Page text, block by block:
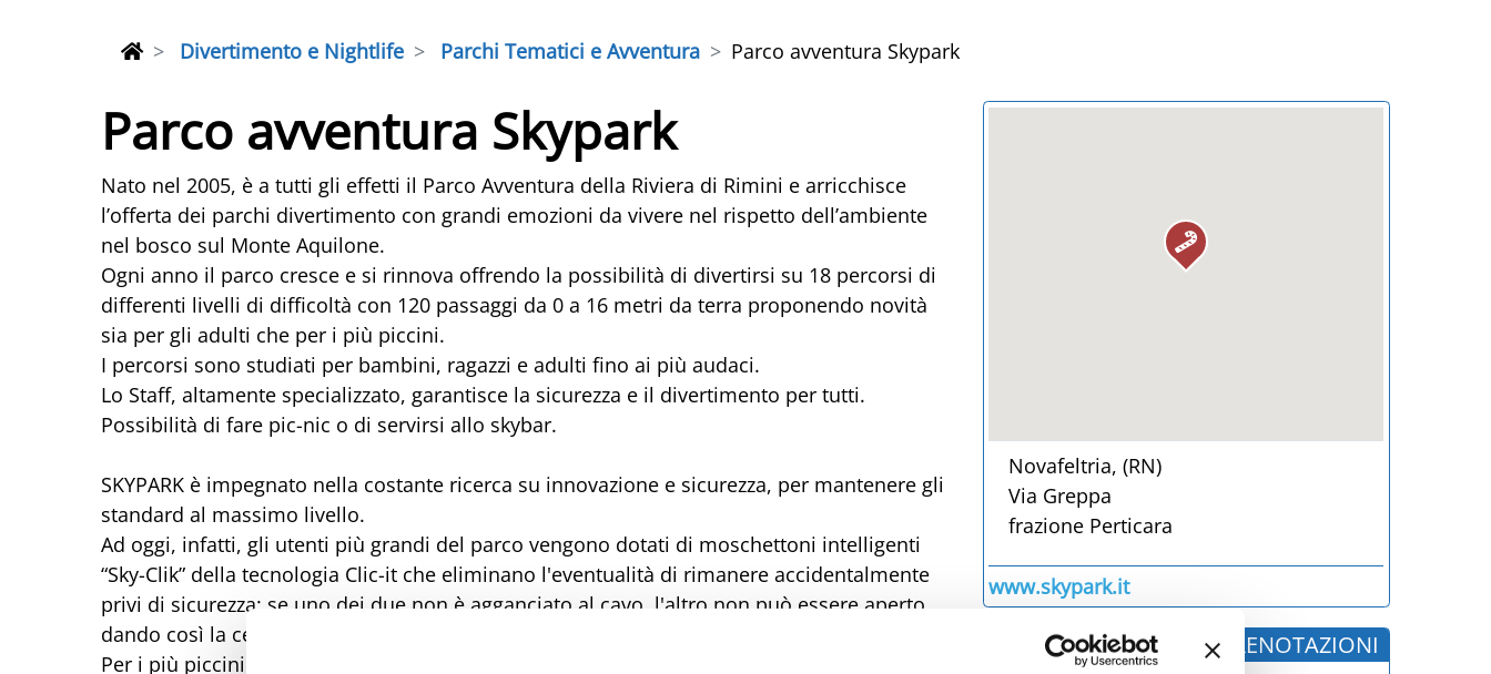
Divertimento e Nightlife Parchi Tematici e Avventura Parco avventura Skypark
Parco avventura Skypark
Nato nel 2005, è a tutti gli effetti il Parco Avventura della Riviera di Rimini e arricchisce
l’offerta dei parchi divertimento con grandi emozioni da vivere nel rispetto dell’ambiente
nel bosco sul Monte Aquilone.
Ogni anno il parco cresce e si rinnova offrendo la possibilità di divertirsi su 18 percorsi di
differenti livelli di difficoltà con 120 passaggi da 0 a 16 metri da terra proponendo novità
sia per gli adulti che per i più piccini.
I percorsi sono studiati per bambini, ragazzi e adulti fino ai più audaci.
Lo Staff, altamente specializzato, garantisce la sicurezza e il divertimento per tutti.
Possibilità di fare pic-nic o di servirsi allo skybar.
SKYPARK è impegnato nella costante ricerca su innovazione e sicurezza, per mantenere gli
standard al massimo livello.
Ad oggi, infatti, gli utenti più grandi del parco vengono dotati di moschettoni intelligenti
“Sky-Clik” della tecnologia Clic-it che eliminano l'eventualità di rimanere accidentalmente
privi di sicurezza: se uno dei due non è agganciato al cavo, l'altro non può essere aperto
dando così la certezza che neanche il più distratto potrà mai trovarsi in pericolo.
Per i più piccini invece Skypark offre la Linea di Vita Continua, brevetto francese di casa
Novafeltria, (RN)
Via Greppa
frazione Perticara
www.skypark.it
INFORMAZIONI E PRENOTAZIONI